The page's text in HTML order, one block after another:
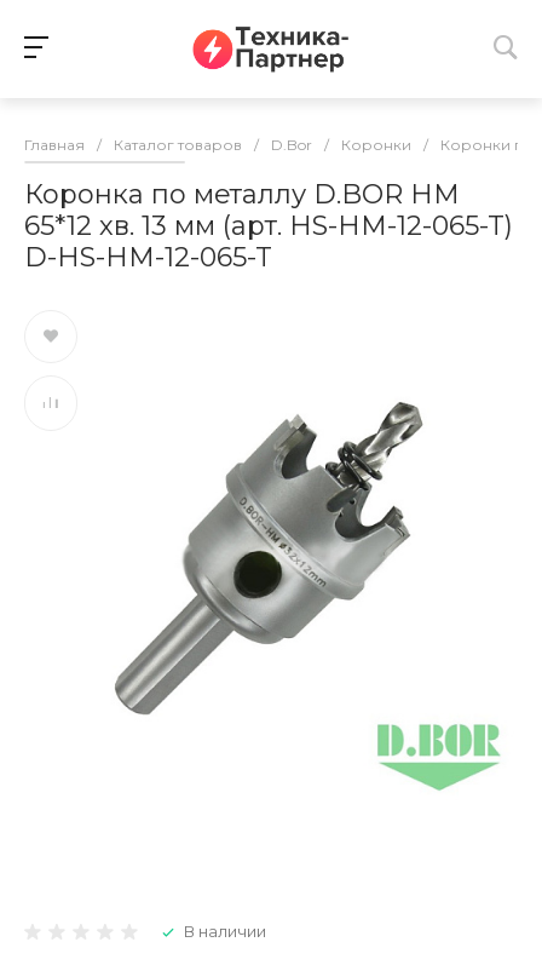
Главная / Каталог товаров / D.Bor / Коронки / Коронки по
Коронка по металлу D.BOR HM
65*12 хв. 13 мм (арт. HS-HM-12-065-T)
D-HS-HM-12-065-T
В наличии